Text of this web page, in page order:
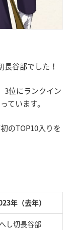
長谷部でした！
3位にランクイン
ています。
のTOP10入りを
年（去年）
へし切長谷部